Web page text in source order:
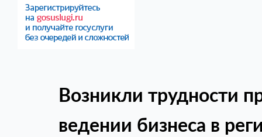
Возникли трудности
ведении бизнеса в